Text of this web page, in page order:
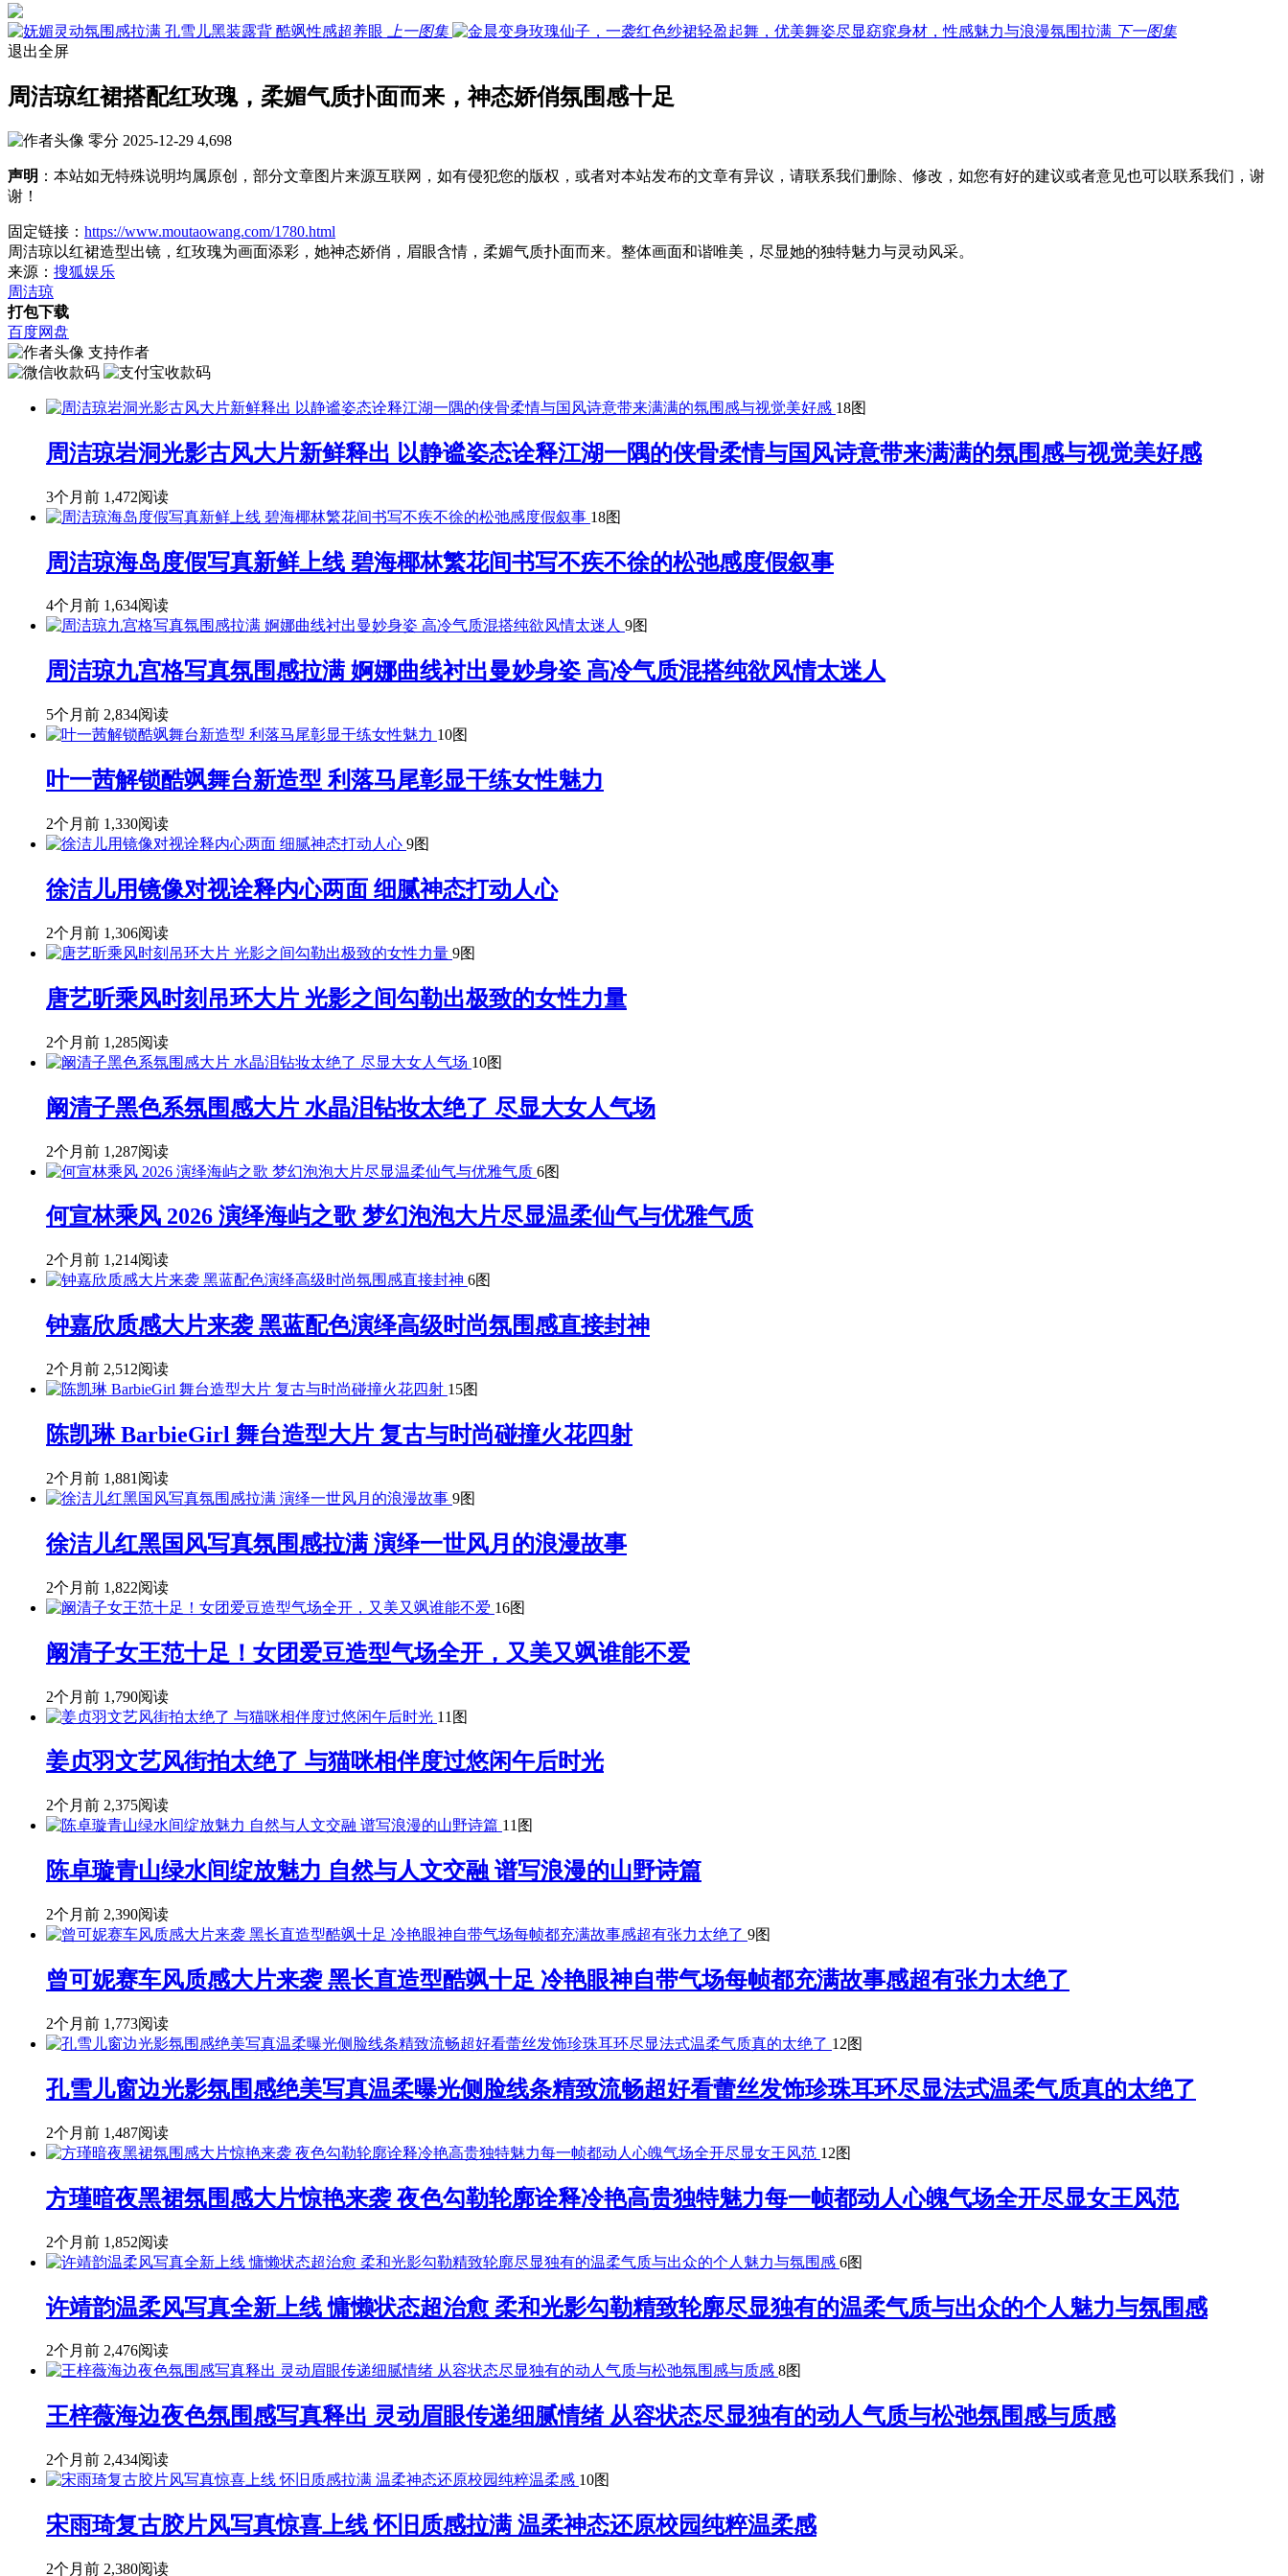
上一图集
下一图集
退出全屏
周洁琼红裙搭配红玫瑰，柔媚气质扑面而来，神态娇俏氛围感十足
零分 2025-12-29 4,698
声明 ：本站如无特殊说明均属原创，部分文章图片来源互联网，如有侵犯您的版权，或者对本站发布的文章有异议，请联系我们删除、修改，如您有好的建议或者意见也可以联系我们，谢
谢！
固定链接： https://www.moutaowang.com/1780.html
周洁琼以红裙造型出镜，红玫瑰为画面添彩，她神态娇俏，眉眼含情，柔媚气质扑面而来。整体画面和谐唯美，尽显她的独特魅力与灵动风采。
来源： 搜狐娱乐
周洁琼
打包下载
百度网盘
支持作者
18图
周洁琼岩洞光影古风大片新鲜释出 以静谧姿态诠释江湖一隅的侠骨柔情与国风诗意带来满满的氛围感与视觉美好感
3个月前 1,472阅读
18图
周洁琼海岛度假写真新鲜上线 碧海椰林繁花间书写不疾不徐的松弛感度假叙事
4个月前 1,634阅读
9图
周洁琼九宫格写真氛围感拉满 婀娜曲线衬出曼妙身姿 高冷气质混搭纯欲风情太迷人
5个月前 2,834阅读
10图
叶一茜解锁酷飒舞台新造型 利落马尾彰显干练女性魅力
2个月前 1,330阅读
9图
徐洁儿用镜像对视诠释内心两面 细腻神态打动人心
2个月前 1,306阅读
9图
唐艺昕乘风时刻吊环大片 光影之间勾勒出极致的女性力量
2个月前 1,285阅读
10图
阚清子黑色系氛围感大片 水晶泪钻妆太绝了 尽显大女人气场
2个月前 1,287阅读
6图
何宣林乘风 2026 演绎海屿之歌 梦幻泡泡大片尽显温柔仙气与优雅气质
2个月前 1,214阅读
6图
钟嘉欣质感大片来袭 黑蓝配色演绎高级时尚氛围感直接封神
2个月前 2,512阅读
15图
陈凯琳 BarbieGirl 舞台造型大片 复古与时尚碰撞火花四射
2个月前 1,881阅读
9图
徐洁儿红黑国风写真氛围感拉满 演绎一世风月的浪漫故事
2个月前 1,822阅读
16图
阚清子女王范十足！女团爱豆造型气场全开，又美又飒谁能不爱
2个月前 1,790阅读
11图
姜贞羽文艺风街拍太绝了 与猫咪相伴度过悠闲午后时光
2个月前 2,375阅读
11图
陈卓璇青山绿水间绽放魅力 自然与人文交融 谱写浪漫的山野诗篇
2个月前 2,390阅读
9图
曾可妮赛车风质感大片来袭 黑长直造型酷飒十足 冷艳眼神自带气场每帧都充满故事感超有张力太绝了
2个月前 1,773阅读
12图
孔雪儿窗边光影氛围感绝美写真温柔曝光侧脸线条精致流畅超好看蕾丝发饰珍珠耳环尽显法式温柔气质真的太绝了
2个月前 1,487阅读
12图
方瑾暗夜黑裙氛围感大片惊艳来袭 夜色勾勒轮廓诠释冷艳高贵独特魅力每一帧都动人心魄气场全开尽显女王风范
2个月前 1,852阅读
6图
许靖韵温柔风写真全新上线 慵懒状态超治愈 柔和光影勾勒精致轮廓尽显独有的温柔气质与出众的个人魅力与氛围感
2个月前 2,476阅读
8图
王梓薇海边夜色氛围感写真释出 灵动眉眼传递细腻情绪 从容状态尽显独有的动人气质与松弛氛围感与质感
2个月前 2,434阅读
10图
宋雨琦复古胶片风写真惊喜上线 怀旧质感拉满 温柔神态还原校园纯粹温柔感
2个月前 2,380阅读